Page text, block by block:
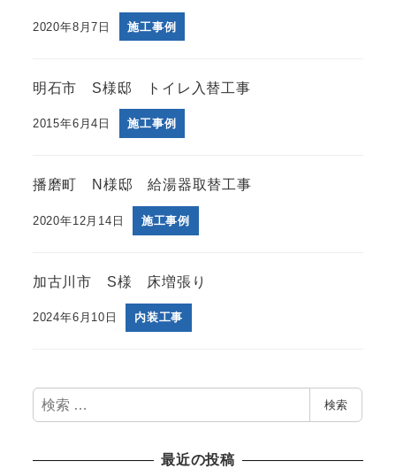
2020年8月7日 施工事例
明石市 S様邸 トイレ入替工事
2015年6月4日 施工事例
播磨町 N様邸 給湯器取替工事
2020年12月14日 施工事例
加古川市 S様 床増張り
2024年6月10日 内装工事
検
索
検索
最近の投稿